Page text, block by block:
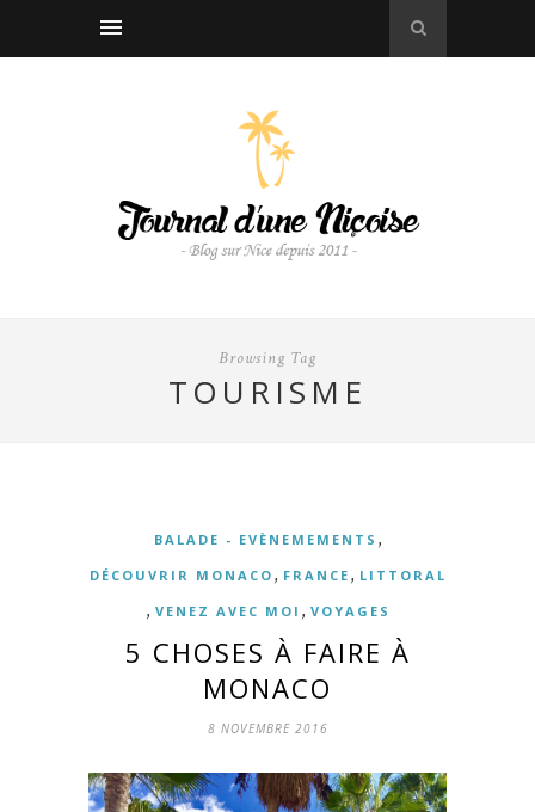
Browsing Tag
TOURISME
BALADE - EVÈNEMEMENTS ,
DÉCOUVRIR MONACO , FRANCE , LITTORAL
, VENEZ AVEC MOI , VOYAGES
5 CHOSES À FAIRE À
MONACO
8 NOVEMBRE 2016